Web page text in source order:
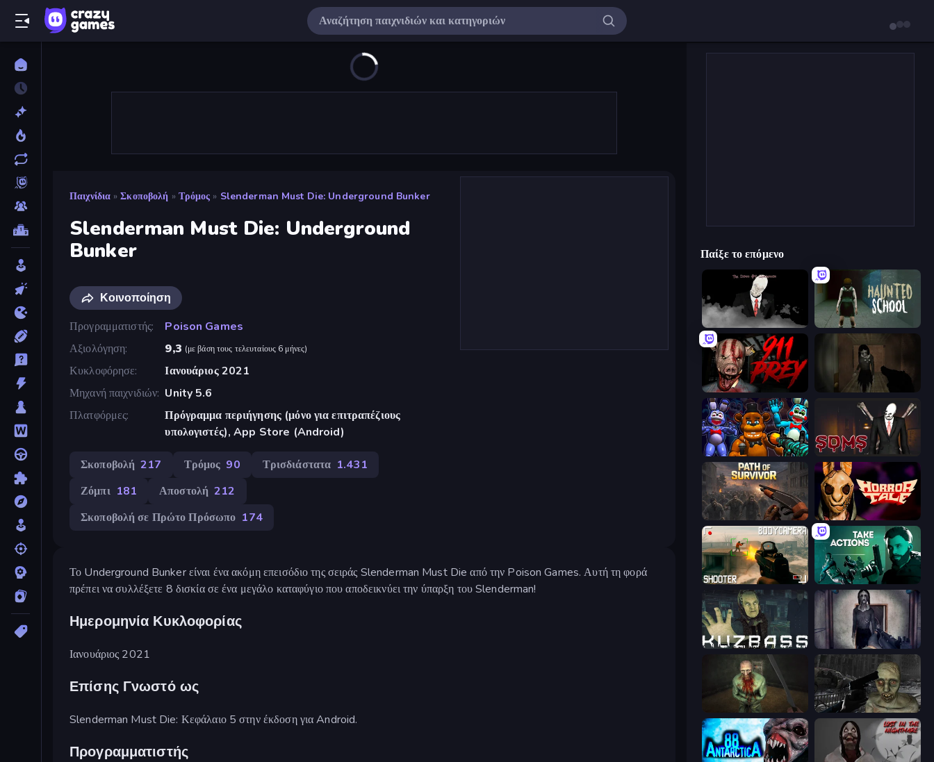
Παιχνίδια » Σκοποβολή » Τρόμος » Slenderman Must Die: Underground Bunker
Slenderman Must Die: Underground
Bunker
Κοινοποίηση
Προγραμματιστής
Poison Games
Αξιολόγηση
9,3 (με βάση τους τελευταίους 6 μήνες)
Κυκλοφόρησε
Ιανουάριος 2021
Μηχανή παιχνιδιών Unity 5.6
Πλατφόρμες
Πρόγραμμα περιήγησης (μόνο για επιτραπέζιους
υπολογιστές), App Store (Android)
Σκοποβολή 217 Τρόμος 90 Τρισδιάστατα 1.431
Ζόμπι 181 Αποστολή 212
Σκοποβολή σε Πρώτο Πρόσωπο 174
Το Underground Bunker είναι ένα ακόμη επεισόδιο της σειράς Slenderman Must Die από την Poison Games. Αυτή τη φορά
πρέπει να συλλέξετε 8 δισκία σε ένα μεγάλο καταφύγιο που αποδεικνύει την ύπαρξη του Slenderman!
Ημερομηνία Κυκλοφορίας
Ιανουάριος 2021
Επίσης Γνωστό ως
Slenderman Must Die: Κεφάλαιο 5 στην έκδοση για Android.
Προγραμματιστής
Παίξε το επόμενο
The Dawn of Slenderman Haunted School
911: Prey
FNaF Shooter Slenderman Must Die: Sanatorium 2021
Path of Survivor Horror Tale
BodyCamera Shooter Take Actions
Kuzbass Horror Slendrina Must Die: The Cellar
Shoot Your Nightmare: The Beginning C-Virus Game: Outbreak